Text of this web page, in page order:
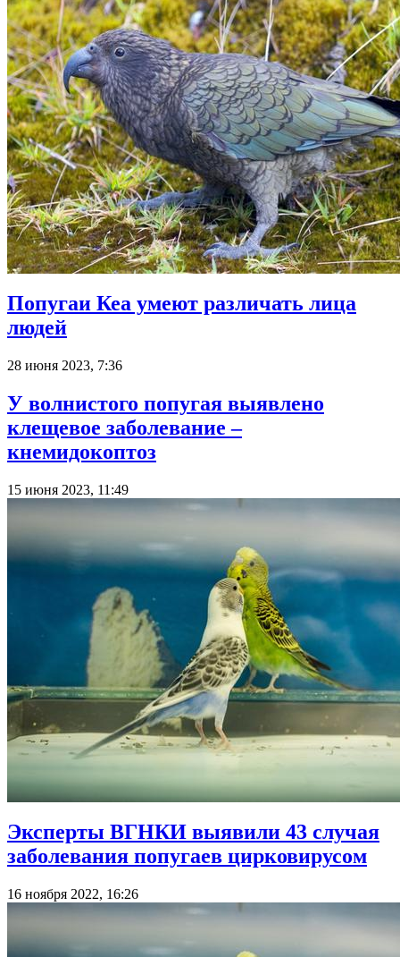
Попугаи Кеа умеют различать лица
людей
28 июня 2023, 7:36
У волнистого попугая выявлено
клещевое заболевание –
кнемидокоптоз
15 июня 2023, 11:49
Эксперты ВГНКИ выявили 43 случая
заболевания попугаев цирковирусом
16 ноября 2022, 16:26